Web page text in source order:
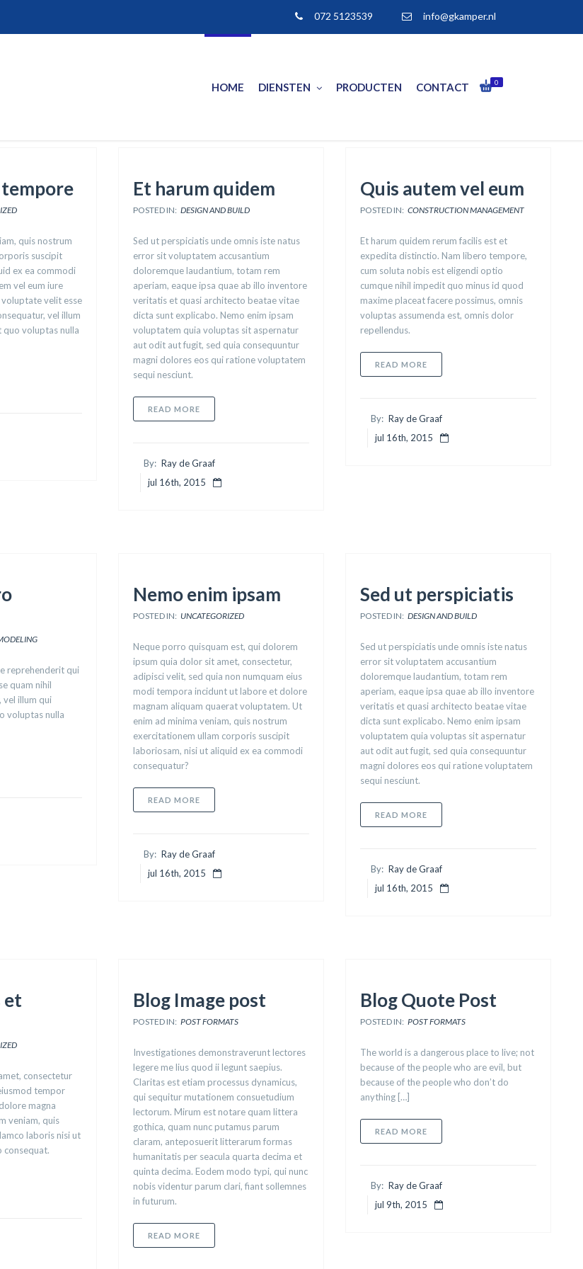
072 5123539 info@gkamper.nl
0
HOME DIENSTEN PRODUCTEN CONTACT
quis nostrum
suscipit
ex ea commodi
vel eum iure
velit esse
vel illum
quo voluptas nulla
Et harum quidem
POSTED IN: DESIGN AND BUILD
Sed ut perspiciatis unde omnis iste natus
error sit voluptatem accusantium
doloremque laudantium, totam rem
aperiam, eaque ipsa quae ab illo inventore
veritatis et quasi architecto beatae vitae
dicta sunt explicabo. Nemo enim ipsam
voluptatem quia voluptas sit aspernatur
aut odit aut fugit, sed quia consequuntur
magni dolores eos qui ratione voluptatem
sequi nesciunt.
READ MORE
By: Ray de Graaf
jul 16th, 2015
Quis autem vel eum
POSTED IN: CONSTRUCTION MANAGEMENT
Et harum quidem rerum facilis est et
expedita distinctio. Nam libero tempore,
cum soluta nobis est eligendi optio
cumque nihil impedit quo minus id quod
maxime placeat facere possimus, omnis
voluptas assumenda est, omnis dolor
repellendus.
READ MORE
By: Ray de Graaf
jul 16th, 2015
reprehenderit qui
quam nihil
vel illum qui
voluptas nulla
Nemo enim ipsam
POSTED IN: UNCATEGORIZED
Neque porro quisquam est, qui dolorem
ipsum quia dolor sit amet, consectetur,
adipisci velit, sed quia non numquam eius
modi tempora incidunt ut labore et dolore
magnam aliquam quaerat voluptatem. Ut
enim ad minima veniam, quis nostrum
exercitationem ullam corporis suscipit
laboriosam, nisi ut aliquid ex ea commodi
consequatur?
READ MORE
By: Ray de Graaf
jul 16th, 2015
Sed ut perspiciatis
POSTED IN: DESIGN AND BUILD
Sed ut perspiciatis unde omnis iste natus
error sit voluptatem accusantium
doloremque laudantium, totam rem
aperiam, eaque ipsa quae ab illo inventore
veritatis et quasi architecto beatae vitae
dicta sunt explicabo. Nemo enim ipsam
voluptatem quia voluptas sit aspernatur
aut odit aut fugit, sed quia consequuntur
magni dolores eos qui ratione voluptatem
sequi nesciunt.
READ MORE
By: Ray de Graaf
jul 16th, 2015
et
consectetur
tempor
magna
veniam, quis
laboris nisi ut
consequat.
AT VERO EOS ET ACCUSAMUS
Blog Image post
POSTED IN: POST FORMATS
Investigationes demonstraverunt lectores
legere me lius quod ii legunt saepius.
Claritas est etiam processus dynamicus,
qui sequitur mutationem consuetudium
lectorum. Mirum est notare quam littera
gothica, quam nunc putamus parum
claram, anteposuerit litterarum formas
humanitatis per seacula quarta decima et
quinta decima. Eodem modo typi, qui nunc
nobis videntur parum clari, fiant sollemnes
in futurum.
READ MORE
Blog Quote Post
POSTED IN: POST FORMATS
The world is a dangerous place to live; not
because of the people who are evil, but
because of the people who don’t do
anything […]
READ MORE
By: Ray de Graaf
jul 9th, 2015